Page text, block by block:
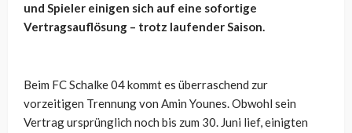
und Spieler einigen sich auf eine sofortige
Vertragsauflösung – trotz laufender Saison.
Beim FC Schalke 04 kommt es überraschend zur
vorzeitigen Trennung von Amin Younes. Obwohl sein
Vertrag ursprünglich noch bis zum 30. Juni lief, einigten